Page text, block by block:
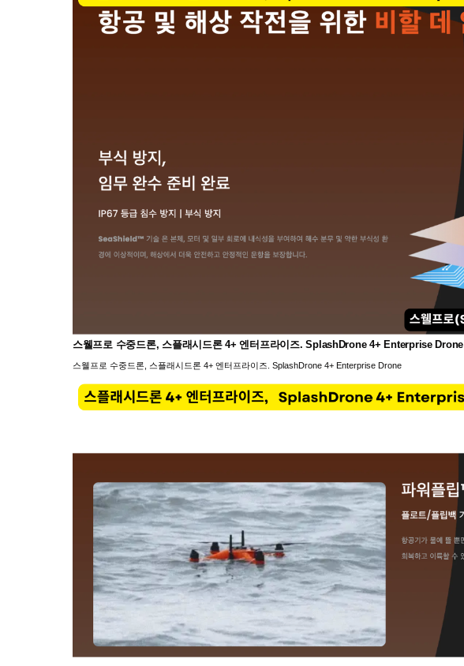
스웰프로 수중드론, 스플래시드론 4+ 엔터프라이즈. SplashDrone 4+ Enterprise Drone
스웰프로 수중드론, 스플래시드론 4+ 엔터프라이즈. SplashDrone 4+ Enterprise Drone